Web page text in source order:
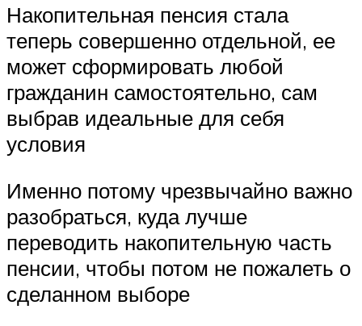
Накопительная пенсия стала
теперь совершенно отдельной, ее
может сформировать любой
гражданин самостоятельно, сам
выбрав идеальные для себя
условия
Именно потому чрезвычайно важно
разобраться, куда лучше
переводить накопительную часть
пенсии, чтобы потом не пожалеть о
сделанном выборе